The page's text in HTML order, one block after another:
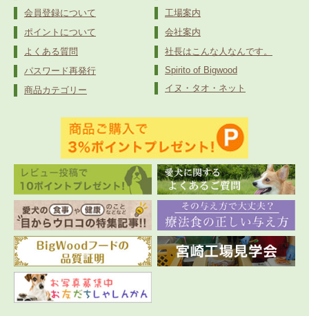
会員登録について
ポイントについて
よくある質問
パスワード再発行
商品カテゴリー
工場案内
会社案内
社長はこんな人なんです。
Spirito of Bigwood
イヌ・タオ・ネット